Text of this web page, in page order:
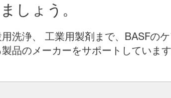
しょう。
洗浄、 工業用製剤まで、BASFの
品のメーカーをサポートしています